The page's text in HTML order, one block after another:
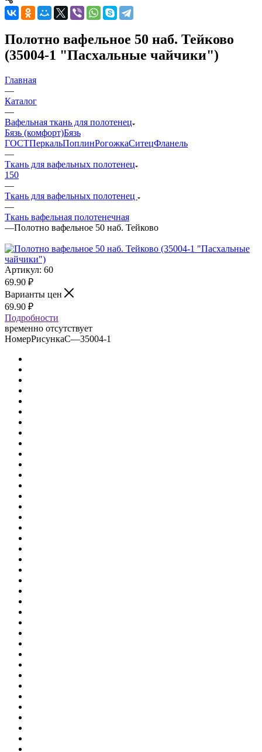
Полотно вафельное 50 наб. Тейково
(35004-1 "Пасхальные чайчики")
Главная
—
Каталог
—
Вафельная ткань для полотенец
Бязь (комфорт)Бязь
ГОСТПеркальПоплинРогожкаСитецФланель
—
Ткань для вафельных полотенец
150
—
Ткань для вафельных полотенец
—
Ткань вафельная полотенечная
—Полотно вафельное 50 наб. Тейково
Артикул: 60
69.90 ₽
Варианты цен
69.90 ₽
Подробности
временно отсутствует
НомерРисункаС—35004-1